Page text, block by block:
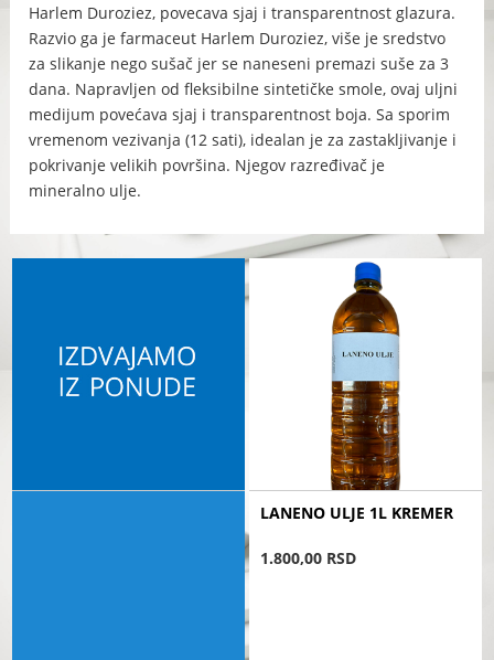
Harlem Duroziez, povecava sjaj i transparentnost glazura.
Razvio ga je farmaceut Harlem Duroziez, više je sredstvo
za slikanje nego sušač jer se naneseni premazi suše za 3
dana. Napravljen od fleksibilne sintetičke smole, ovaj uljni
medijum povećava sjaj i transparentnost boja. Sa sporim
vremenom vezivanja (12 sati), idealan je za zastakljivanje i
pokrivanje velikih površina. Njegov razređivač je
mineralno ulje.
LANENO ULJE 1L KREMER
1.800,00 RSD